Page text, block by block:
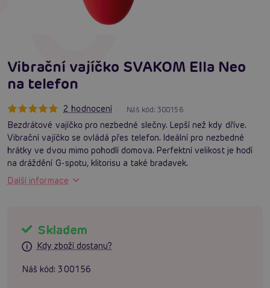
Vibrační vajíčko SVAKOM Ella Neo
na telefon
2 hodnocení Náš kód:300156
Bezdrátové vajíčko pro nezbedné slečny. Lepší než kdy dříve.
Vibrační vajíčko se ovládá přes telefon. Ideální pro nezbedné
hrátky ve dvou mimo pohodlí domova. Perfektní velikost je hodí
na dráždění G-spotu, klitorisu a také bradavek.
Další informace
Skladem
Kdy zboží dostanu?
Náš kód: 300156